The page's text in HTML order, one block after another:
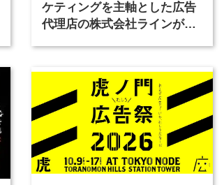
ケティングを主軸とした広告
代理店の株式会社ラインが、